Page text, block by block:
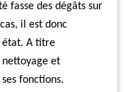
fasse des dégâts sur
il est donc
état. A titre
nettoyage et
fonctions.